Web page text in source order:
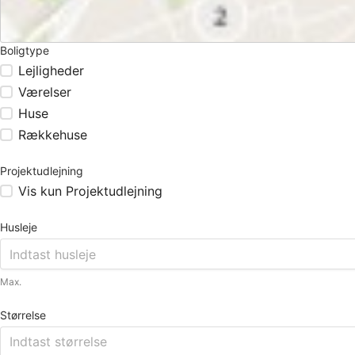
Boligtype
Lejligheder
Værelser
Huse
Rækkehuse
Projektudlejning
Vis kun Projektudlejning
Husleje
Max.
Størrelse